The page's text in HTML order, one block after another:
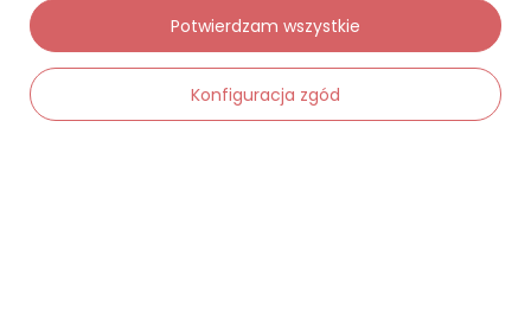
Chcę wymienić towar
Kontakt
Moje konto
Konfiguracja zgód
Potwierdzam wszystkie